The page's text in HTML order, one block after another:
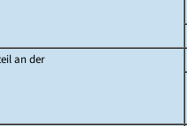
an der